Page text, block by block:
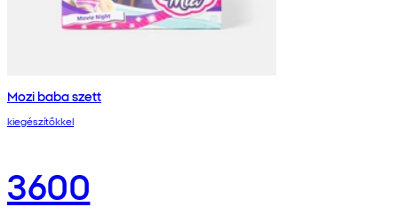
Mozi baba szett
kiegészítőkkel
3600